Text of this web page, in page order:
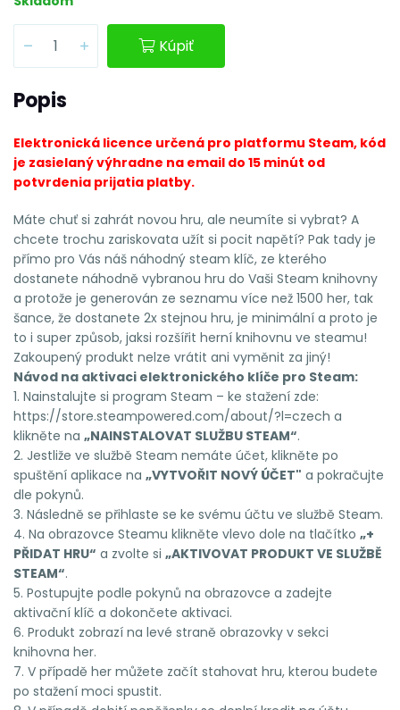
Kúpiť
Popis
Elektronická licence určená pro platformu Steam, kód
je zasielaný výhradne na email do 15 minút od
potvrdenia prijatia platby.
Máte chuť si zahrát novou hru, ale neumíte si vybrat? A
chcete trochu zariskovata užít si pocit napětí? Pak tady je
přímo pro Vás náš náhodný steam klíč, ze kterého
dostanete náhodně vybranou hru do Vaši Steam knihovny
a protože je generován ze seznamu více než 1500 her, tak
šance, že dostanete 2x stejnou hru, je minimální a proto je
to i super způsob, jaksi rozšířit herní knihovnu ve steamu!
Zakoupený produkt nelze vrátit ani vyměnit za jiný!
Návod na aktivaci elektronického klíče pro Steam:
1. Nainstalujte si program Steam – ke stažení zde:
https://store.steampowered.com/about/?l=czech a
klikněte na „NAINSTALOVAT SLUŽBU STEAM“.
2. Jestliže ve službě Steam nemáte účet, klikněte po
spuštění aplikace na „VYTVOŘIT NOVÝ ÚČET" a pokračujte
dle pokynů.
3. Následně se přihlaste se ke svému účtu ve službě Steam.
4. Na obrazovce Steamu klikněte vlevo dole na tlačítko „+
PŘIDAT HRU“ a zvolte si „AKTIVOVAT PRODUKT VE SLUŽBĚ
STEAM“.
5. Postupujte podle pokynů na obrazovce a zadejte
aktivační klíč a dokončete aktivaci.
6. Produkt zobrazí na levé straně obrazovky v sekci
knihovna her.
7. V případě her můžete začít stahovat hru, kterou budete
po stažení moci spustit.